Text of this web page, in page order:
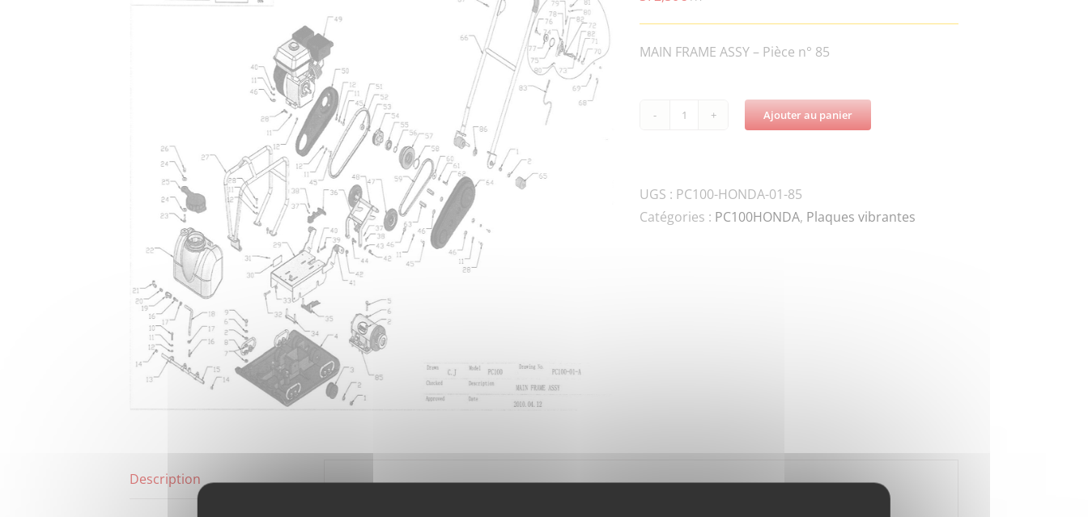
MAIN FRAME ASSY – Pièce n° 85
quantité
02
EXCITER
Ajouter au panier
UGS : PC100-HONDA-01-85
Catégories : PC100HONDA, Plaques vibrantes
Description